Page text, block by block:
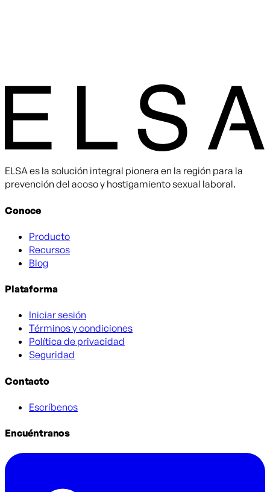
ELSA es la solución integral pionera en la región para la
prevención del acoso y hostigamiento sexual laboral.
Conoce
Producto
Recursos
Blog
Plataforma
Iniciar sesión
Términos y condiciones
Política de privacidad
Seguridad
Contacto
Escríbenos
Encuéntranos